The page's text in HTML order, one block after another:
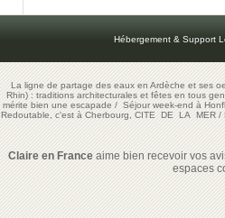
Hébergement & Support
La ligne de partage des eaux en Ardèche et ses
Rhin) : traditions architecturales et fêtes en tous
mérite bien une escapade/Séjour week-end à
Redoutable, c'est à Cherbourg, CITE DE LA MER/
Claire en Franceaime bien recevoir vos
espaces